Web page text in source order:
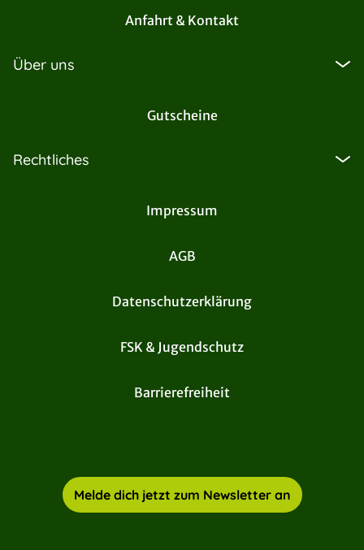
Anfahrt & Kontakt
Über uns
Gutscheine
Rechtliches
Impressum
AGB
Datenschutzerklärung
FSK & Jugendschutz
Barrierefreiheit
Melde dich jetzt zum Newsletter an